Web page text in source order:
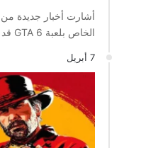
أشارت أخبار جديدة من
الخاص بلعبة GTA 6 قد يصل أسرع مما يتوقعه اللاعبون،…
7 أبريل